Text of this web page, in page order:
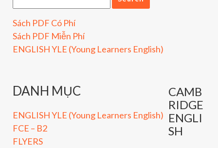
Sách PDF Có Phí
Sách PDF Miễn Phí
ENGLISH YLE (Young Learners English)
DANH MỤC
ENGLISH YLE (Young Learners English)
FCE – B2
FLYERS
CAMB
RIDGE
ENGLI
SH